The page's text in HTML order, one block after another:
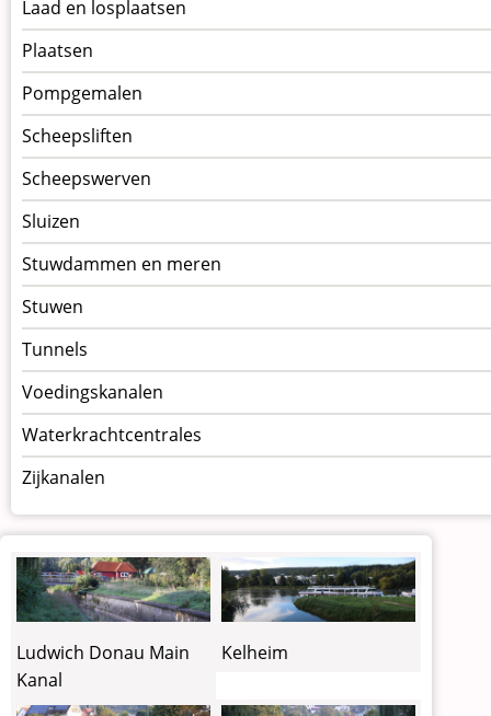
Laad en losplaatsen
Plaatsen
Pompgemalen
Scheepsliften
Scheepswerven
Sluizen
Stuwdammen en meren
Stuwen
Tunnels
Voedingskanalen
Waterkrachtcentrales
Zijkanalen
Ludwich Donau Main
Kanal
Kelheim